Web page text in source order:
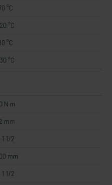
°C
°C
°C
°C
N m
mm
1 1/2
mm
1 1/2